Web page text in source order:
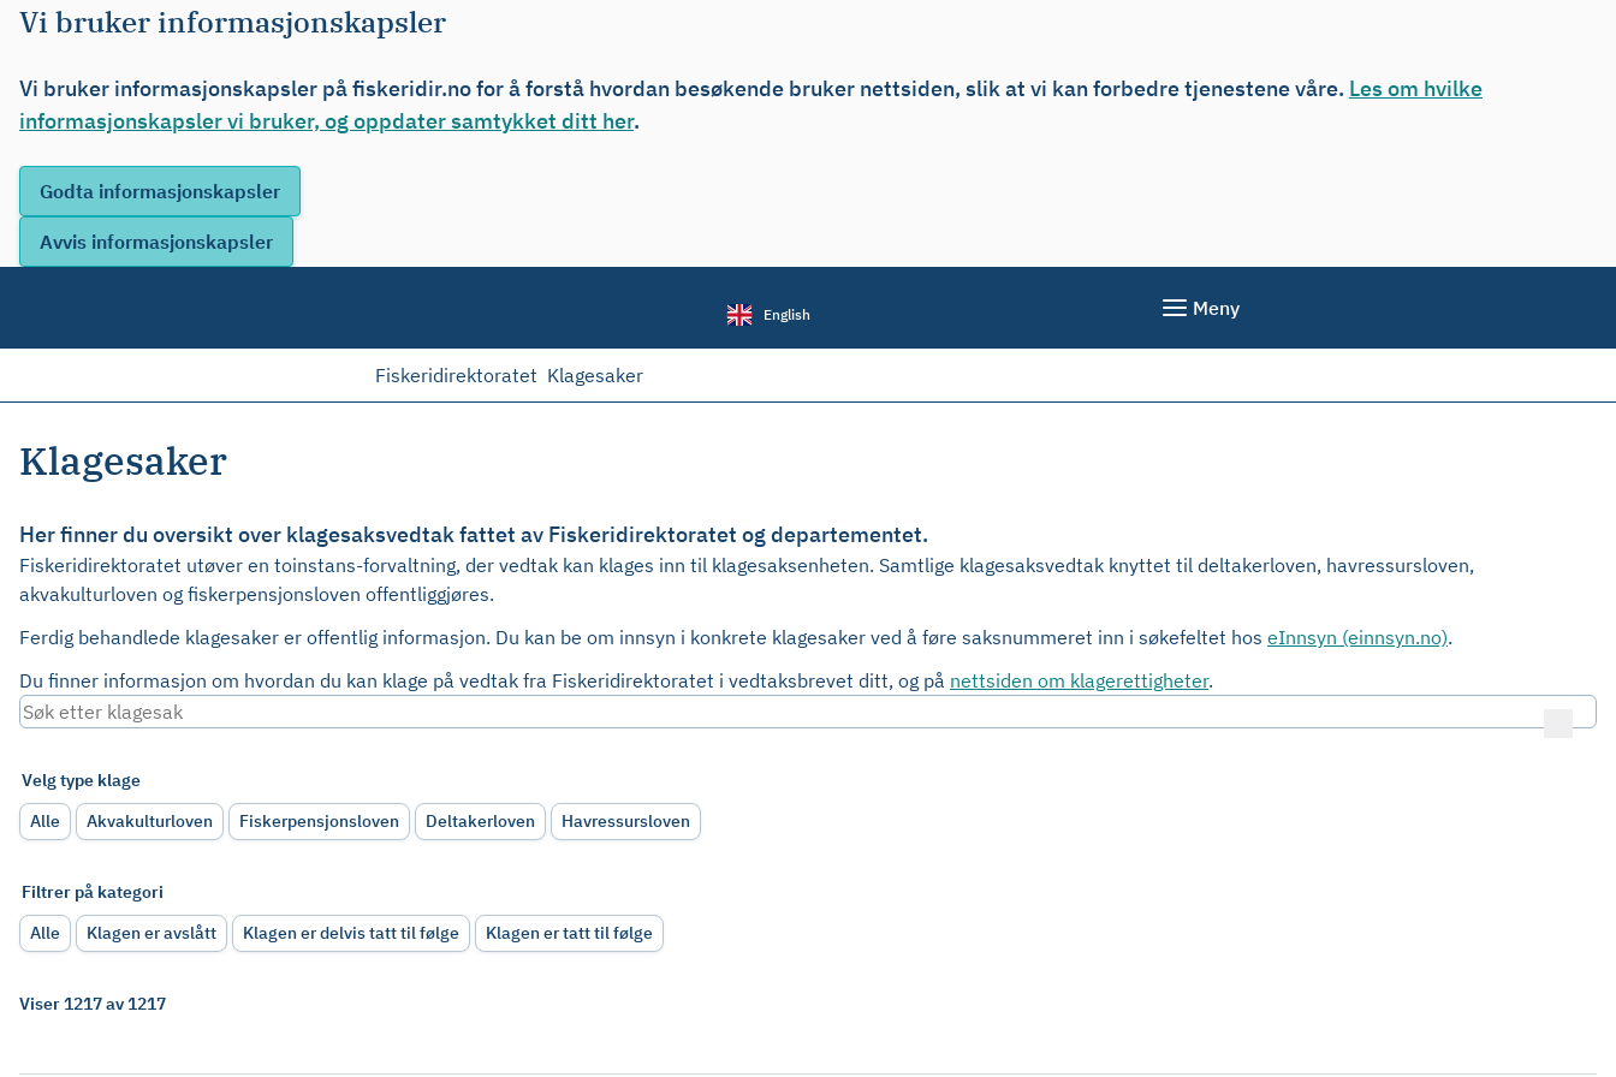
Vi bruker informasjonskapsler
Vi bruker informasjonskapsler på fiskeridir.no for å forstå hvordan besøkende bruker nettsiden, slik at vi kan forbedre tjenestene våre. Les om hvilke
informasjonskapsler vi bruker, og oppdater samtykket ditt her.
English Meny
Fiskeridirektoratet Klagesaker
Klagesaker
Her finner du oversikt over klagesaksvedtak fattet av Fiskeridirektoratet og departementet.
Fiskeridirektoratet utøver en toinstans-forvaltning, der vedtak kan klages inn til klagesaksenheten. Samtlige klagesaksvedtak knyttet til deltakerloven, havressursloven,
akvakulturloven og fiskerpensjonsloven offentliggjøres.
Ferdig behandlede klagesaker er offentlig informasjon. Du kan be om innsyn i konkrete klagesaker ved å føre saksnummeret inn i søkefeltet hos eInnsyn (einnsyn.no).
Du finner informasjon om hvordan du kan klage på vedtak fra Fiskeridirektoratet i vedtaksbrevet ditt, og på nettsiden om klagerettigheter.
Velg type klage
Alle
Akvakulturloven Fiskerpensjonsloven Deltakerloven Havressursloven
Filtrer på kategori
Alle
Klagen er avslått Klagen er delvis tatt til følge Klagen er tatt til følge
Viser 1217 av 1217